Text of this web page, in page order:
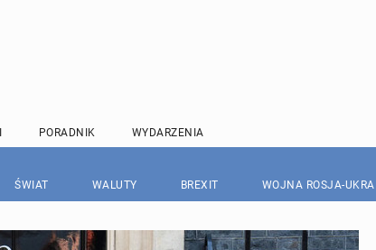
PORADNIK WYDARZENIA
ŚWIAT WALUTY BREXIT WOJNA ROSJA-